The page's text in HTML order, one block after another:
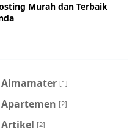
Murah dan Terbaik
Almamater [1]
Apartemen [2]
Artikel [2]